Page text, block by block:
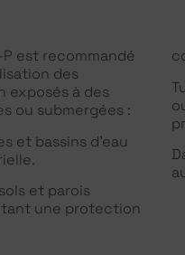
P est recommandé
des
exposés à des
ou submergées :
et bassins d’eau
et parois
une protection